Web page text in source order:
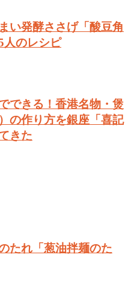
い発酵ささげ「酸豆角
人のレシピ
できる！香港名物・煲
の作り方を銀座「喜記
きた
たれ「葱油拌麺のた